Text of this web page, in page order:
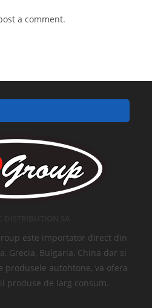
a comment.
este importator direct din
Grecia, Bulgaria, China dar si
autohtone, va ofera
produse de larg consum.